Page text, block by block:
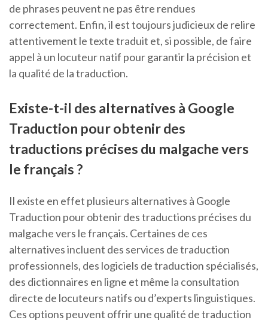
de phrases peuvent ne pas être rendues
correctement. Enfin, il est toujours judicieux de relire
attentivement le texte traduit et, si possible, de faire
appel à un locuteur natif pour garantir la précision et
la qualité de la traduction.
Existe-t-il des alternatives à Google
Traduction pour obtenir des
traductions précises du malgache vers
le français ?
Il existe en effet plusieurs alternatives à Google
Traduction pour obtenir des traductions précises du
malgache vers le français. Certaines de ces
alternatives incluent des services de traduction
professionnels, des logiciels de traduction spécialisés,
des dictionnaires en ligne et même la consultation
directe de locuteurs natifs ou d’experts linguistiques.
Ces options peuvent offrir une qualité de traduction